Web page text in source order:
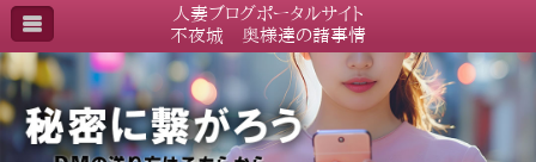
人妻ブログポータルサイト
不夜城 奥様達の諸事情